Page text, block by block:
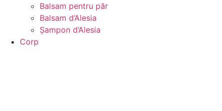
Balsam pentru păr
Balsam d’Alesia
Șampon d’Alesia
Corp